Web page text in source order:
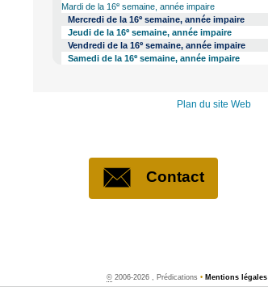
Mardi de la 16e semaine, année impaire
Mercredi de la 16e semaine, année impaire
Jeudi de la 16esemaine, année impaire
Vendredi de la 16e semaine, année impaire
Samedi de la 16esemaine, année impaire
Plan du site Web
Contact
©2006-2026 , Prédications • Mentions légales